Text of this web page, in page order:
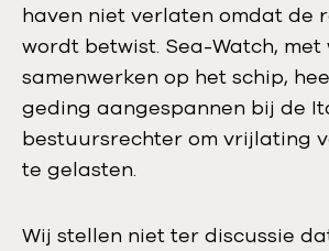
haven niet verlaten omdat de
wordt betwist. Sea-Watch, met
samenwerken op het schip,
geding aangespannen bij de
bestuursrechter om vrijlating
te gelasten.
Wij stellen niet ter discussie